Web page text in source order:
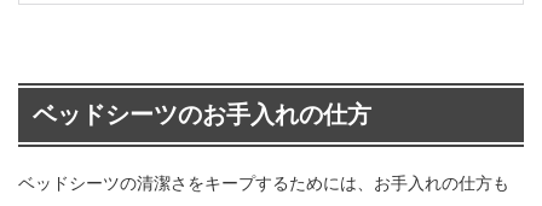
ベッドシーツのお手入れの仕方
ベッドシーツの清潔さをキープするためには、お手入れの仕方も